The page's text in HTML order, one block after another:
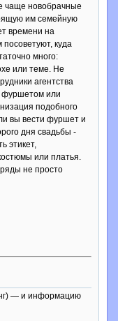
чаще новобрачные
им семейную
времени на
куда
много:
или теме. Не
агентства
фуршетом или
подобного
вы вести фуршет и
дня свадьбы -
этикет,
или платья.
не просто
— и информацию